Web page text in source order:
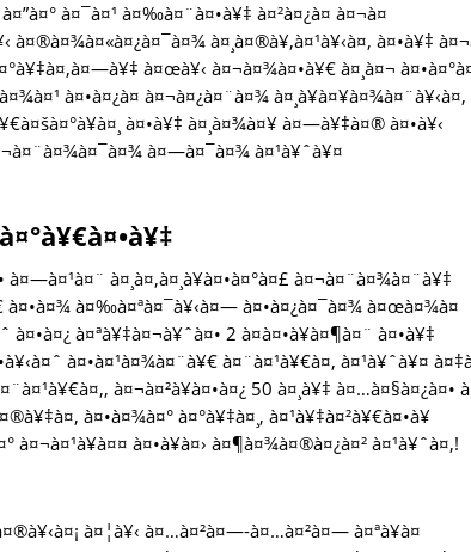
à¤¯à¤¹ à¤‰à¤¨à¤•à¥‡ à¤²à¤¿à¤ à¤¬à¤
à¤®à¤¾à¤«à¤¿à¤¯à¤¾ à¤¸à¤®à¥‚à¤¹à¥‹à¤‚ à¤•à¥‡
à¤œà¥‹ à¤¬à¤¾à¤•à¥€ à¤¸à¤¬
à¤•à¤¿à¤ à¤¬à¤¿à¤¨à¤¾ à¤¸à¥à¤¥à¤¾à¤¨à¥‹à¤‚
à¤•à¥‡ à¤¸à¤¾à¤¥ à¤—à¥‡à¤® à¤•à¥‹
à¤—à¤¯à¤¾ à¤¹à¥ˆà¥¤
à¤¸à¤‚à¤¸à¥à¤•à¤°à¤£ à¤¬à¤¨à¤¾à¤¨à¥‡
à¤•à¤¾ à¤‰à¤ªà¤¯à¥‹à¤— à¤•à¤¿à¤¯à¤¾ à¤œà¤¾à¤
à¤ªà¥‡à¤¬à¥ˆà¤• 2 à¤à¤•à¥à¤¶à¤¨ à¤•à¥‡
à¤•à¤¹à¤¾à¤¨à¥€ à¤¨à¤¹à¥€à¤‚ à¤¹à¥ˆà¥¤
à¤¬à¤²à¥à¤•à¤¿ 50 à¤¸à¥‡ à¤…à¤§à¤¿à¤•
à¤•à¤¾à¤° à¤°à¥‡à¤¸, à¤¹à¥‡à¤²à¥€à¤•à¥
à¤¬à¤¹à¥à¤¤ à¤•à¥à¤› à¤¶à¤¾à¤®à¤¿à¤² à¤¹à¥ˆà¤‚!
à¤¦à¥‹ à¤…à¤²à¤—-à¤…à¤²à¤— à¤ªà¥à¤